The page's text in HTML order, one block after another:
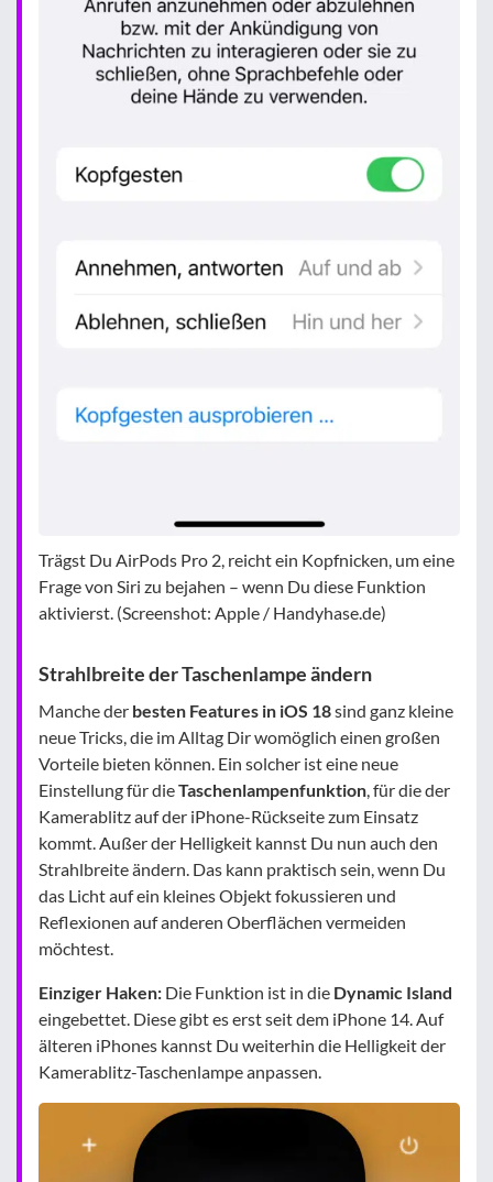
Trägst Du AirPods Pro 2, reicht ein Kopfnicken, um eine
Frage von Siri zu bejahen – wenn Du diese Funktion
aktivierst. (Screenshot: Apple / Handyhase.de)
Strahlbreite der Taschenlampe ändern
Manche der besten Features in iOS 18sind ganz kleine
neue Tricks, die im Alltag Dir womöglich einen großen
Vorteile bieten können. Ein solcher ist eine neue
Einstellung für dieTaschenlampenfunktion , für die der
Kamerablitz auf der iPhone-Rückseite zum Einsatz
kommt. Außer der Helligkeit kannst Du nun auch den
Strahlbreite ändern. Das kann praktisch sein, wenn Du
das Licht auf ein kleines Objekt fokussieren und
Reflexionen auf anderen Oberflächen vermeiden
möchtest.
Einziger Haken: Die Funktion ist in die Dynamic Island
eingebettet. Diese gibt es erst seit dem iPhone 14. Auf
älteren iPhones kannst Du weiterhin die Helligkeit der
Kamerablitz-Taschenlampe anpassen.